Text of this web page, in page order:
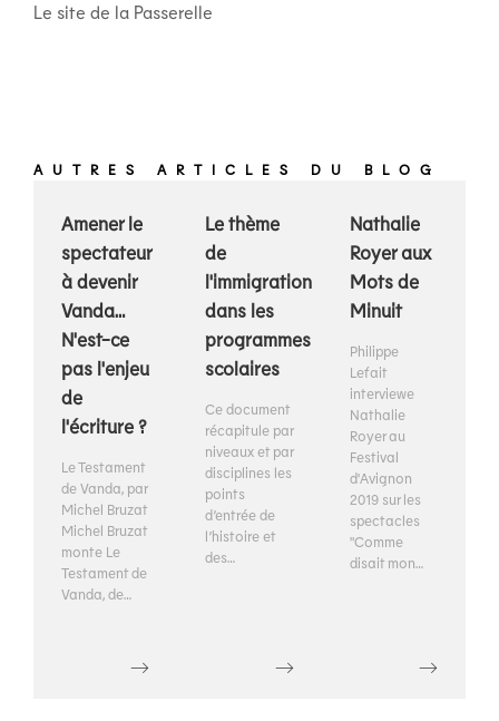
Le site de la Passerelle
AUTRES ARTICLES DU BLOG
Amener le
spectateur
à devenir
Vanda…
N'est-ce
pas l'enjeu
de
l'écriture ?
Le Testament
de Vanda, par
Michel Bruzat
Michel Bruzat
monte Le
Testament de
Vanda, de…
Le thème
de
l'immigration
dans les
programmes
scolaires
Ce document
récapitule par
niveaux et par
disciplines les
points
d’entrée de
l’histoire et
des…
Nathalie
Royer aux
Mots de
Minuit
Philippe
Lefait
interviewe
Nathalie
Royer au
Festival
d'Avignon
2019 sur les
spectacles
"Comme
disait mon…